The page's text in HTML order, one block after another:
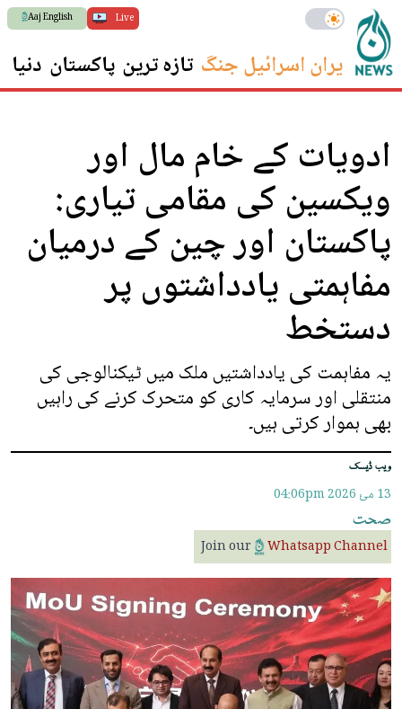
Live
Aaj English
ایران اسرائیل جنگ تازہ ترین پاکستان دنیا
ادویات کے خام مال اور
ویکسین کی مقامی تیاری:
پاکستان اور چین کے درمیان
مفاہمتی یادداشتوں پر
دستخط
یہ مفاہمت کی یادداشتیں ملک میں ٹیکنالوجی کی
منتقلی اور سرمایہ کاری کو متحرک کرنے کی راہیں
بھی ہموار کرتی ہیں۔
ویب ڈیسک
13 مئ 2026 04:06pm
صحت
Join our Whatsapp Channel